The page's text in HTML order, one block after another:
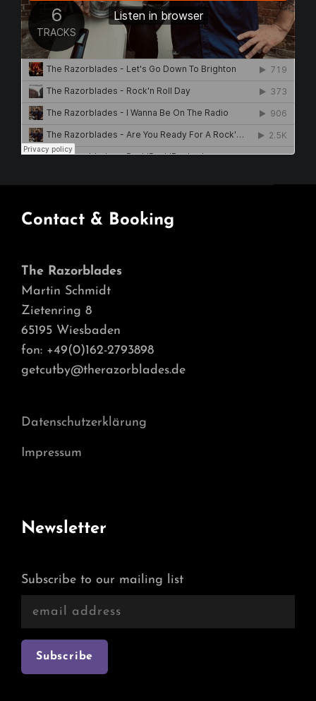
Contact & Booking
The Razorblades
Martin Schmidt
Zietenring 8
65195 Wiesbaden
fon: +49(0)162-2793898
getcutby@therazorblades.de
Datenschutzerklärung
Impressum
Newsletter
Subscribe to our mailing list